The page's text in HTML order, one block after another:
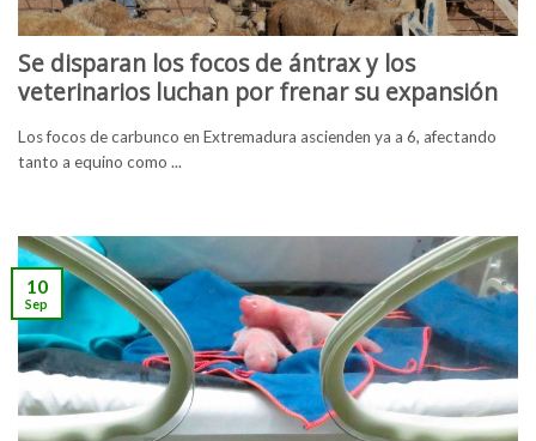
Se disparan los focos de ántrax y los
veterinarios luchan por frenar su expansión
Los focos de carbunco en Extremadura ascienden ya a 6, afectando
tanto a equino como ...
10
Sep